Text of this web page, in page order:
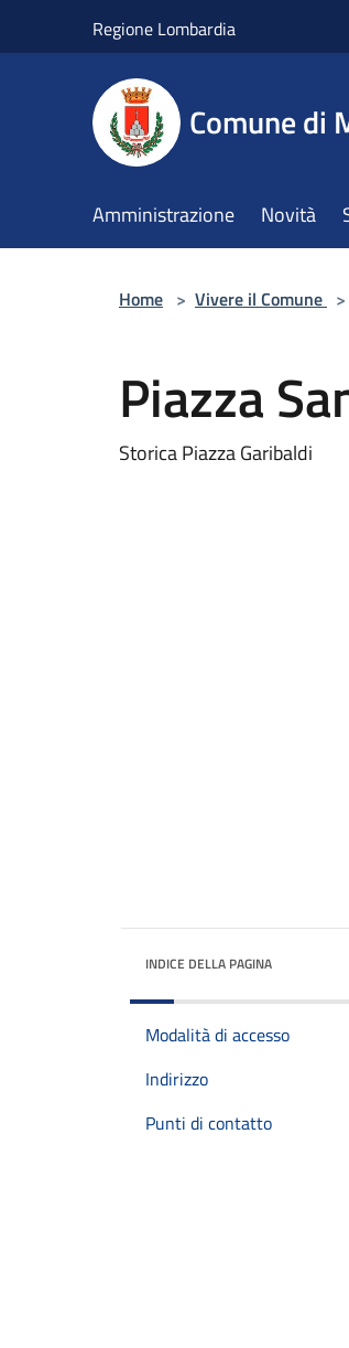
Regione Lombardia
Comune di
Amministrazione Novità
Home > Vivere il Comune >
Piazza
Storica Piazza Garibaldi
INDICE DELLA PAGINA
Modalità di accesso
Indirizzo
Punti di contatto